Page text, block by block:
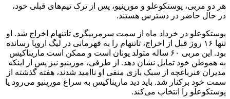
هر دو مربی، پوستکوعلو و مورینیو، پس از ترک تیم‌های قبلی خود،
در حال حاضر در دسترس هستند.
پوستکوعلو در خرداد ماه از سمت سرمربیگری تاتنهام اخراج شد. او
تنها ۱۶ روز قبل از اخراج، تاتنهام را به قهرمانی در لیگ اروپا رسانده
بود. این مربی ۶۰ ساله متولد یونان است و ممکن است ماریناکیس
به هموطن خود تمایل نشان دهد. از طرفی، مورینیو نیز پس از اینکه
مدیران فنرباغچه از سبک بازی منفی او ناامید شدند، هفته گذشته از
سمت خود برکنار شد. باید دید ماریناکیس به سراغ مورینیو می‌رود یا
پوستکوعلو را انتخاب می‌کند.